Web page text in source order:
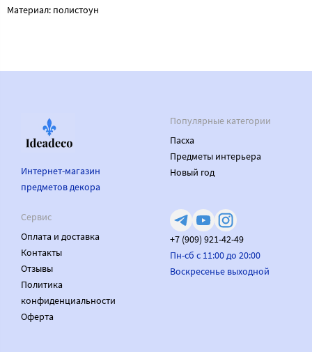
Материал: полистоун
Интернет-магазин
предметов декора
Популярные категории
Пасха
Предметы интерьера
Новый год
Сервис
Оплата и доставка
Контакты
Отзывы
Политика
конфиденциальности
Оферта
+7 (909) 921-42-49
Пн-сб с 11:00 до 20:00
Воскресенье выходной